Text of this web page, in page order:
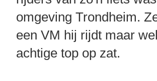
omgeving Trondheim.
een VM hij rijdt maar
achtige top op zat.